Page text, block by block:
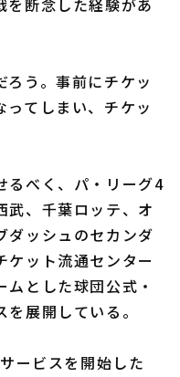
ある質問
を断念した経験があ
う。事前にチケッ
ってしまい、チケッ
るべく、パ・リーグ4
武、千葉ロッテ、オ
ダッシュのセカンダ
ケット流通センター
ムとした球団公式・
展開している。
ービスを開始した